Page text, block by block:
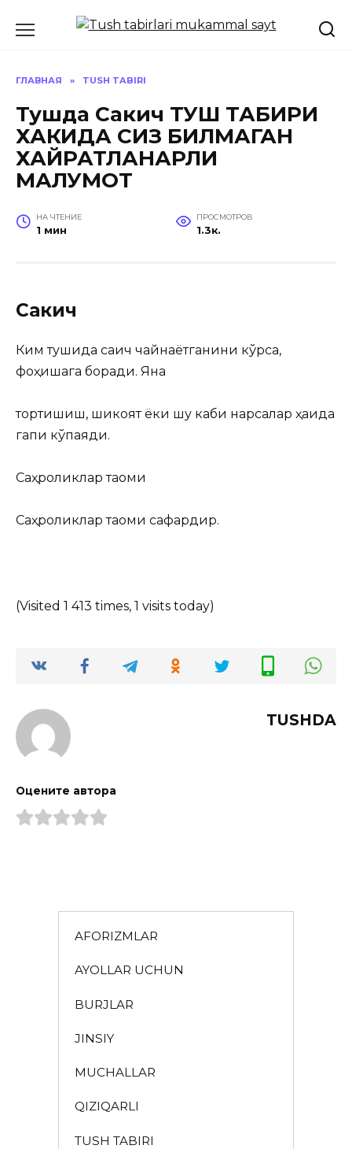
ГЛАВНАЯ » TUSH TABIRI
Тушда Сакич ТУШ ТАБИРИ
ХАКИДА СИЗ БИЛМАГАН
ХАЙРАТЛАНАРЛИ
МАЛУМОТ
НА ЧТЕНИЕ
1 мин
ПРОСМОТРОВ
1.3к.
Сакич
Ким тушида сақич чайнаётганини кўрса,
фоҳишага боради. Яна
тортишиш, шикоят ёки шу каби нарсалар ҳақида
гапи кўпаяди.
Саҳроликлар таоми
Саҳроликлар таоми сафардир.
(Visited 1 413 times, 1 visits today)
TUSHDA
Оцените автора
AFORIZMLAR
AYOLLAR UCHUN
BURJLAR
JINSIY
MUCHALLAR
QIZIQARLI
TUSH TABIRI